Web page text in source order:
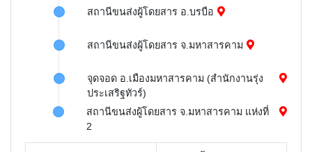
สถานีขนส่งผู้โดยสาร อ.บรบือ
สถานีขนส่งผู้โดยสาร จ.มหาสารคาม
จุดจอด อ.เมืองมหาสารคาม (สำนักงานรุ่ง
ประเสริฐทัวร์)
สถานีขนส่งผู้โดยสาร จ.มหาสารคาม แห่งที่
2